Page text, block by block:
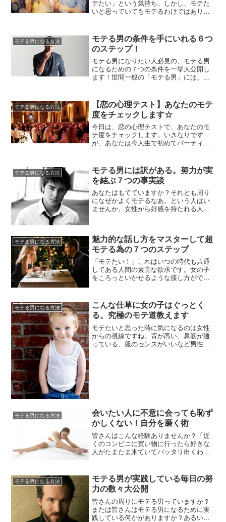
テたい」という気持ち。しかし、モテた
いと思っていてもモテるわけではありま
は顔がいいから」「モテる男はスポーツ
ができたり頭がいい。普通の自分には無
理」と考える男性がいます。まず、その
認識を改めましょう。確かに女性は...
モテる男になる方法
モテる男の条件を手にいれる６つ
のステップ！
モテる男になりたい人必見の、モテる男
になるための７つの条件を一挙大公開し
ます！世間一般の「モテる男」には、実
の？」と虚を突かれるほどの簡単なもの
です。誰にでも出来ること。けれども自
然とモテる男の条件を兼ねそろえた人
は、ごくわずか。そんな小さな気配りを
６...
モテる男になる方法
【恋の心理テスト】あなたのモテ
度をチェックします☆
今日は、恋の心理テストで、あなたのモ
テ度をチェックします。いきなりです
が、あなたは今人生で初めてパーティー
信にあふれているパーティー慣れしてい
そうな異性２、愛想がよく、誰に対して
もにこやかな同性３、少しおどおどとし
た居心地悪そうな人４、つまらなそう...
モテる男になる方法
モテる男には訳がある。努力が実
を結ぶ７つの事実談
あなたはもてていますか？それとも周り
になぜかよくモテるなあ。という人はい
ませんか。女性から好感を持たれる人が
男性です。他の多くの人と特に違っては
いません。女性たちの談笑が聞こえてき
ます。職場の雰囲気は活気に満ちていま
す。いつも笑顔を絶やさない人は女...
モテる男になる方法
魅力的な話し方をマスターして超
モテる為の７つのステップ
「モテたい！」これはいつの時代も共通
してある人間の素直な欲求です。女の子
をころっといかせるような接し方ができ
必要です。洋服だったり、髪型などの外
見的要素から、性格などの内面的要素が
備わっている事が大切です。すべてが備
わるのはむつかしいもの。そこで今...
モテる男になる方法
こんな仕草に女の子はぐっとく
る。究極のモテ道教えます
モテたいと思った時に気になるのは女性
からの視線ですね。背が高い、鼻筋が通
っている、服のセンスがいいなど男性が
モテる男になる方法
会いたい人に不意に会っても恥ず
かしくない！自分を磨く術
皆さんはこんな経験ありませんか？「近
くのコンビニに買い物に行ったら好きな
人がたまたま来ていてバッタリ出くわし
思いをしたなんて話もよく聞きます。今
回は日頃から自分を磨くことで会いたい
人に不意に会っても恥ずかしくない自分
を作ることについて述べていきます...
モテる男になる方法
モテる男が実践している毎日の努
力の数々大公開
皆さんの周りにモテる男っていますか？
または皆さんはモテる男になるために実
践している何かがありますか？あるいは